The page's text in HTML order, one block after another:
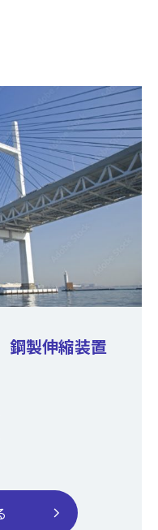
製伸縮装置
chevron_right